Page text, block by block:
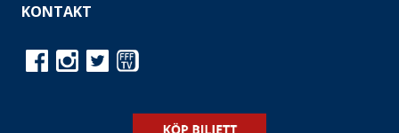
KONTAKT